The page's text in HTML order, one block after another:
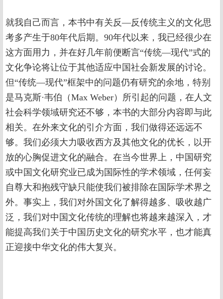
就我自己而言，本书中有关反—反传统主义的文化思
考多产生于80年代后期。90年代以来，我已经很少在
这方面用力，并在好几年前便断言“传统—现代”式的
文化争论将让位于其他适应中国社会新发展的讨论。
但“传统—现代”框架中的问题仍有研究的余地，特别
是马克斯·韦伯（Max Weber）所引起的问题，在人文
社会科学领域研究还不够，本书的大部分内容即与此
相关。在外来文化的引介方面，我们做得还远远不
够。我们必须大力吸收西方及其他文化的优长，以开
放的心胸促进文化的融合。在当今世界上，中国研究
或中国文化研究业已成为国际性的学术领域，任何妄
自尊大和抱残守缺只能使我们被排除在国际学术界之
外。事实上，我们对外国文化了解得越多、吸收越广
泛，我们对中国文化传统的理解也将越来越深入，才
能提高我们关于中国历史文化的研究水平，也才能真
正迎接中华文化的伟大复兴。